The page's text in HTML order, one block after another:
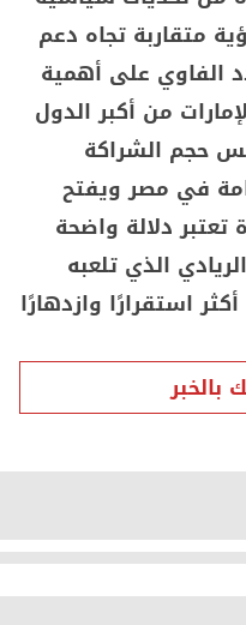
متقاربة تجاه دعم
الفاوي على أهمية
من أكبر الدول
حجم الشراكة
في مصر ويفتح
تعتبر دلالة واضحة
الذي تلعبه
استقرارًا وازدهارًا